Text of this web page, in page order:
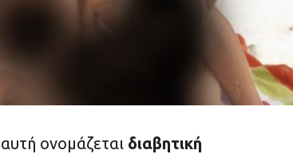
ονομάζεται διαβητική